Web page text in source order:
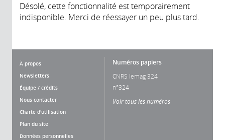
Désolé, cette fonctionnalité est temporairement
indisponible. Merci de réessayer un peu plus tard.
À propos
Newsletters
Équipe / crédits
Nous contacter
Charte d'utilisation
Plan du site
Données personnelles
Numéros papiers
CNRS lemag 324
n°324
Voir tous les numéros